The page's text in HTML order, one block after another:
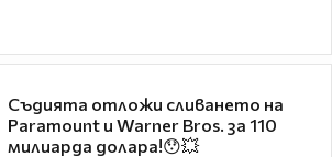
Съдията отложи сливането на
Paramount и Warner Bros. за 110
милиарда долара!😯💥